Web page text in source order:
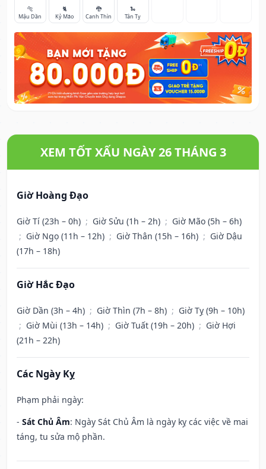
🐅
Mậu Dần
🐈
Kỷ Mão
🐉
Canh Thìn
🐍
Tân Tỵ
XEM TỐT XẤU NGÀY 26 THÁNG 3
Giờ Hoàng Đạo
Giờ Tí (23h – 0h) ; Giờ Sửu (1h – 2h) ; Giờ Mão (5h – 6h)
; Giờ Ngọ (11h – 12h) ; Giờ Thân (15h – 16h) ; Giờ Dậu
(17h – 18h)
Giờ Hắc Đạo
Giờ Dần (3h – 4h) ; Giờ Thìn (7h – 8h) ; Giờ Tỵ (9h – 10h)
; Giờ Mùi (13h – 14h) ; Giờ Tuất (19h – 20h) ; Giờ Hợi
(21h – 22h)
Các Ngày Kỵ
Phạm phải ngày:
- Sát Chủ Âm: Ngày Sát Chủ Âm là ngày kỵ các việc về mai
táng, tu sửa mộ phần.